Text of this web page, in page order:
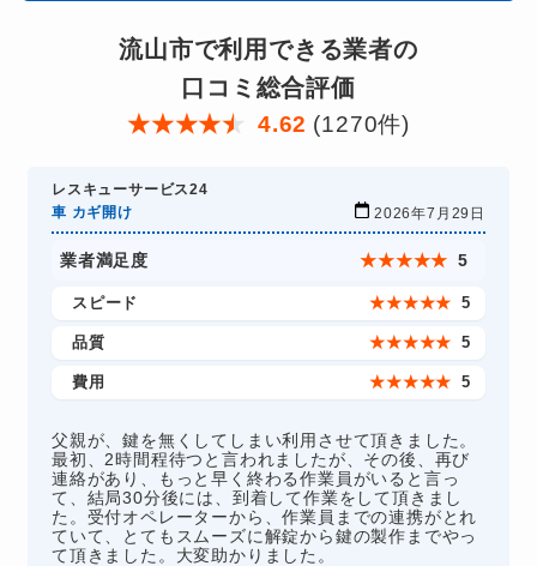
流山市で利用できる業者の
口コミ総合評価
★★★★★ 4.62 (1270件)
レスキューサービス24
車 カギ開け
2026年7月29日
業者満足度 ★★★★★ 5
スピード ★★★★★ 5
品質 ★★★★★ 5
費用 ★★★★★ 5
父親が、鍵を無くしてしまい利用させて頂きました。
最初、2時間程待つと言われましたが、その後、再び
連絡があり、もっと早く終わる作業員がいると言っ
て、結局30分後には、到着して作業をして頂きまし
た。受付オペレーターから、作業員までの連携がとれ
ていて、とてもスムーズに解錠から鍵の製作までやっ
て頂きました。大変助かりました。